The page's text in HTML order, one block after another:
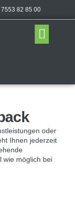
82 85 00
oder
Ihnen jederzeit
wie möglich bei